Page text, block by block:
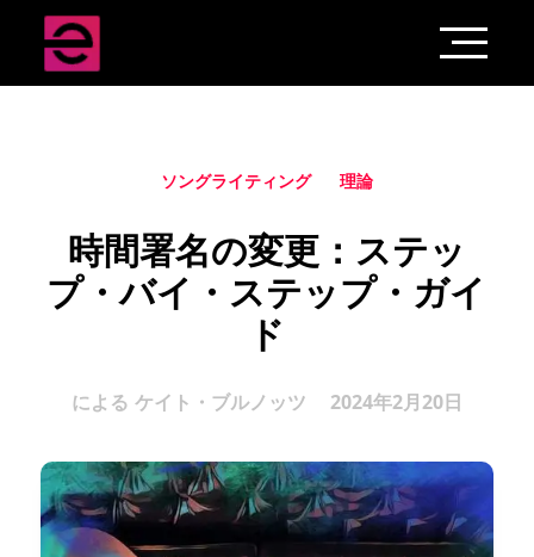
ソングライティング 理論
時間署名の変更：ステッ
プ・バイ・ステップ・ガイ
ド
による ケイト・ブルノッツ 2024年2月20日